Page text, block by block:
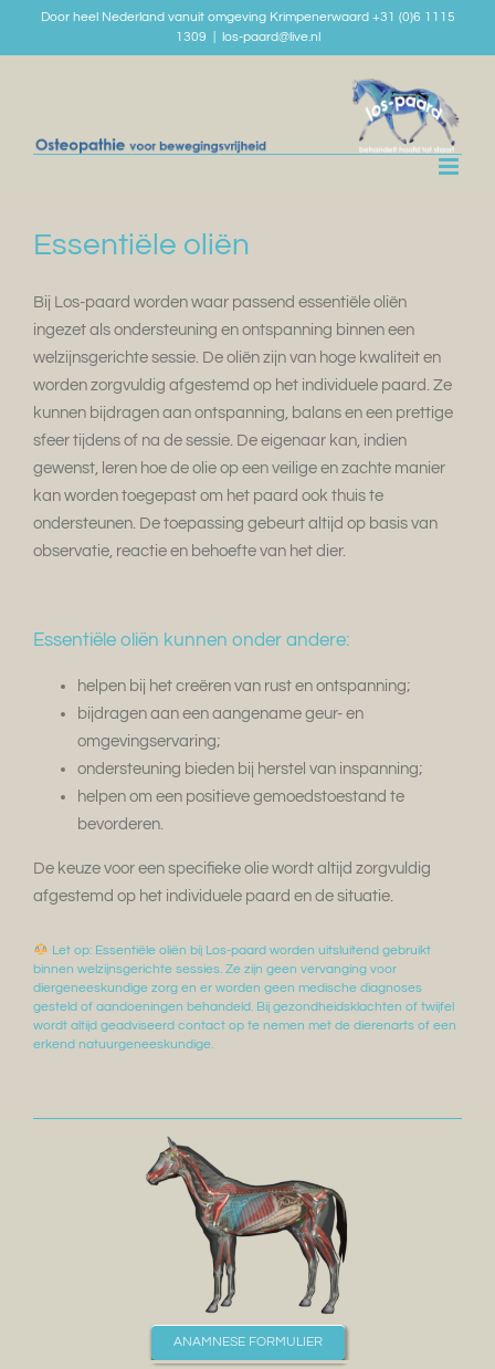
Door heel Nederland vanuit omgeving Krimpenerwaard +31 (0)6 1115
1309
los-paard@live.nl
Essentiële oliën
Bij Los-paard worden waar passend essentiële oliën
ingezet als ondersteuning en ontspanning binnen een
welzijnsgerichte sessie. De oliën zijn van hoge kwaliteit en
worden zorgvuldig afgestemd op het individuele paard. Ze
kunnen bijdragen aan ontspanning, balans en een prettige
sfeer tijdens of na de sessie. De eigenaar kan, indien
gewenst, leren hoe de olie op een veilige en zachte manier
kan worden toegepast om het paard ook thuis te
ondersteunen. De toepassing gebeurt altijd op basis van
observatie, reactie en behoefte van het dier.
Essentiële oliën kunnen onder andere:
helpen bij het creëren van rust en ontspanning;
bijdragen aan een aangename geur- en
omgevingservaring;
ondersteuning bieden bij herstel van inspanning;
helpen om een positieve gemoedstoestand te
bevorderen.
De keuze voor een specifieke olie wordt altijd zorgvuldig
afgestemd op het individuele paard en de situatie.
Let op: Essentiële oliën bij Los-paard worden uitsluitend gebruikt
binnen welzijnsgerichte sessies. Ze zijn geen vervanging voor
diergeneeskundige zorg en er worden geen medische diagnoses
gesteld of aandoeningen behandeld. Bij gezondheidsklachten of twijfel
wordt altijd geadviseerd contact op te nemen met de dierenarts of een
erkend natuurgeneeskundige.
ANAMNESE FORMULIER